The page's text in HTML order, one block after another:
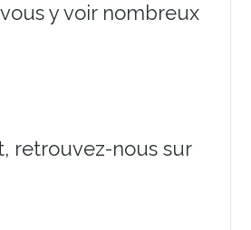
y voir nombreux
retrouvez-nous sur